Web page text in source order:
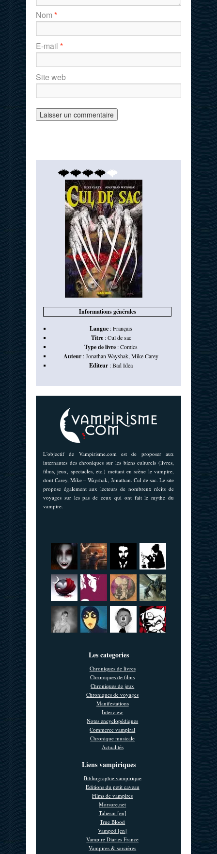
Nom *
E-mail *
Site web
Informations générales
Langue :Français
Titre:Cul de sac
Type de livre :Comics
Auteur :Jonathan Wayshak,Mike Carey
Editeur :Bad Idea
L'objectif de Vampirisme.com est de proposer aux
internautes des chroniques sur les biens culturels (livres,
films, jeux, spectacles, etc.) mettant en scène le vampire,
dont Carey, Mike – Wayshak, Jonathan. Cul de sac. Le site
propose également aux lecteurs de nombreux récits de
voyages sur les pas de ceux qui ont fait le mythe du
vampire.
Les categories
Chroniques de livres
Chroniques de films
Chroniques de jeux
Chroniques de voyages
Manifestations
Interview
Notes encyclopédiques
Commerce vampiral
Chronique musicale
Actualités
Liens vampiriques
Bibliographie vampirique
Editions du petit caveau
Films de vampires
Morsure.net
Taliesin [en]
True Blood
Vamped [en]
Vampire Diaries France
Vampires & sorcières